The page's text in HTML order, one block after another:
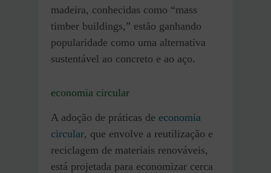
madeira, conhecidas como “mass
timber buildings,” estão ganhando
popularidade como uma alternativa
sustentável ao concreto e ao aço.
economia circular
A adoção de práticas de economia
circular, que envolve a reutilização e
reciclagem de materiais renováveis,
está projetada para economizar cerca